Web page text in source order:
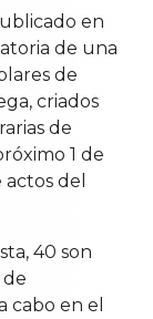
en
de una
de
criados
de
1 de
actos del
40 son
cabo en el